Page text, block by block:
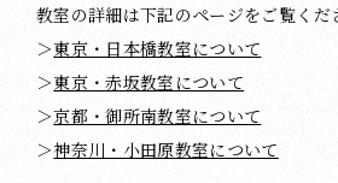
教室の詳細は下記のページをご覧くだ
＞東京・日本橋教室について
＞東京・赤坂教室について
＞京都・御所南教室について
＞神奈川・小田原教室について